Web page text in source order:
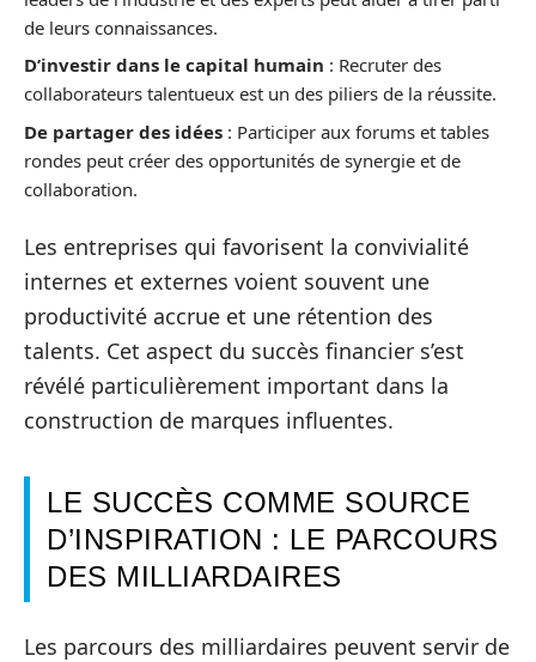
de leurs connaissances.
D’investir dans le capital humain : Recruter des
collaborateurs talentueux est un des piliers de la réussite.
De partager des idées : Participer aux forums et tables
rondes peut créer des opportunités de synergie et de
collaboration.
Les entreprises qui favorisent la convivialité
internes et externes voient souvent une
productivité accrue et une rétention des
talents. Cet aspect du succès financier s’est
révélé particulièrement important dans la
construction de marques influentes.
LE SUCCÈS COMME SOURCE
D’INSPIRATION : LE PARCOURS
DES MILLIARDAIRES
Les parcours des milliardaires peuvent servir de